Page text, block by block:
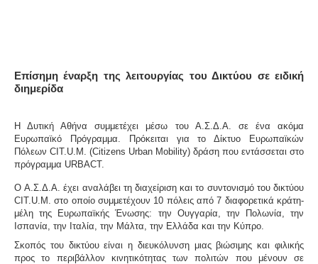
Επίσημη έναρξη της λειτουργίας του Δικτύου σε ειδική
διημερίδα
Η Δυτική Αθήνα συμμετέχει μέσω του Α.Σ.Δ.Α. σε ένα ακόμα
Ευρωπαϊκό Πρόγραμμα. Πρόκειται για το Δίκτυο Ευρωπαϊκών
Πόλεων CIT.U.M. (Citizens Urban Mobility) δράση που εντάσσεται στο
πρόγραμμα URBACT.
O Α.Σ.Δ.Α. έχει αναλάβει τη διαχείριση και το συντονισμό του δικτύου
CIT.U.M. στο οποίο συμμετέχουν 10 πόλεις από 7 διαφορετικά κράτη-
μέλη της Ευρωπαϊκής Ένωσης: την Ουγγαρία, την Πολωνία, την
Ισπανία, την Ιταλία, την Μάλτα, την Ελλάδα και την Κύπρο.
Σκοπός του δικτύου είναι η διευκόλυνση μιας βιώσιμης και φιλικής
προς το περιβάλλον κινητικότητας των πολιτών που μένουν σε